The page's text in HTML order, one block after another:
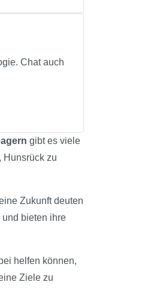
Chat auch
gibt es viele
Hunsrück zu
Zukunft deuten
und bieten ihre
helfen können,
Ziele zu